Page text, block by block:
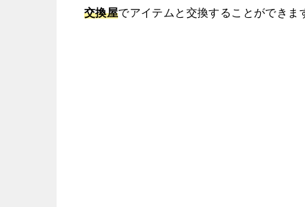
交換屋でアイテムと交換することができま